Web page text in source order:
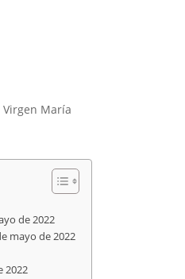
Virgen María
de 2022
mayo de 2022
2022